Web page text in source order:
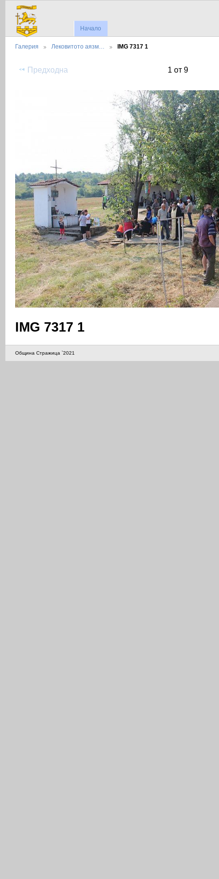
Начало
Галерия Лековитото аязм… IMG 7317 1
Предходна 1 от 9
IMG 7317 1
Община Стражица `2021